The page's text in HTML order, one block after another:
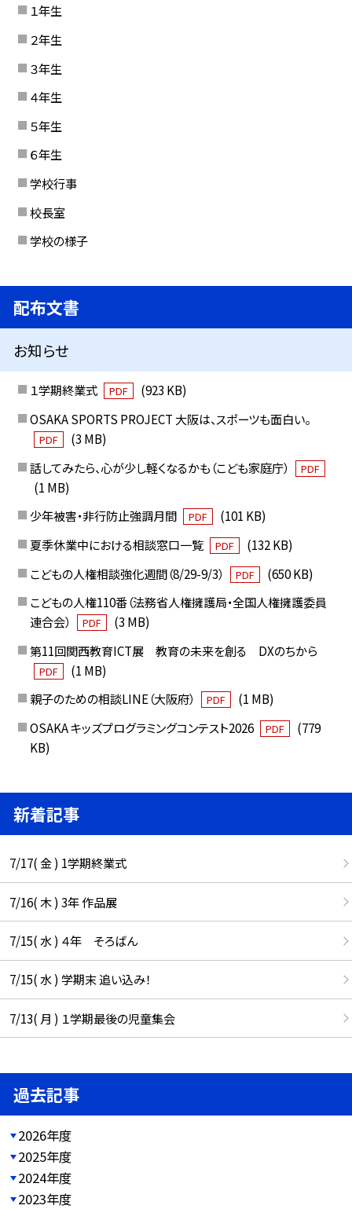
１年生
２年生
３年生
４年生
５年生
６年生
学校行事
校長室
学校の様子
配布文書
お知らせ
１学期終業式 PDF
(923 KB)
OSAKA SPORTS PROJECT 大阪は、スポーツも面白い。
PDF
(3 MB)
話してみたら、心が少し軽くなるかも（こども家庭庁）
PDF
(1 MB)
少年被害・非行防止強調月間
PDF
(101 KB)
夏季休業中における相談窓口一覧
PDF
(132 KB)
こどもの人権相談強化週間（8/29-9/3）
PDF
(650 KB)
こどもの人権110番（法務省人権擁護局・全国人権擁護委員
連合会）
PDF
(3 MB)
第11回関西教育ICT展 教育の未来を創る DXのちから
PDF
(1 MB)
親子のための相談LINE（大阪府）
PDF
(1 MB)
OSAKA キッズプログラミングコンテスト2026
PDF
(779
KB)
新着記事
7/17( 金 ) 1学期終業式
7/16( 木 ) 3年 作品展
7/15( 水 ) ４年 そろばん
7/15( 水 ) 学期末 追い込み！
7/13( 月 ) １学期最後の児童集会
過去記事
2026年度
2025年度
2024年度
2023年度